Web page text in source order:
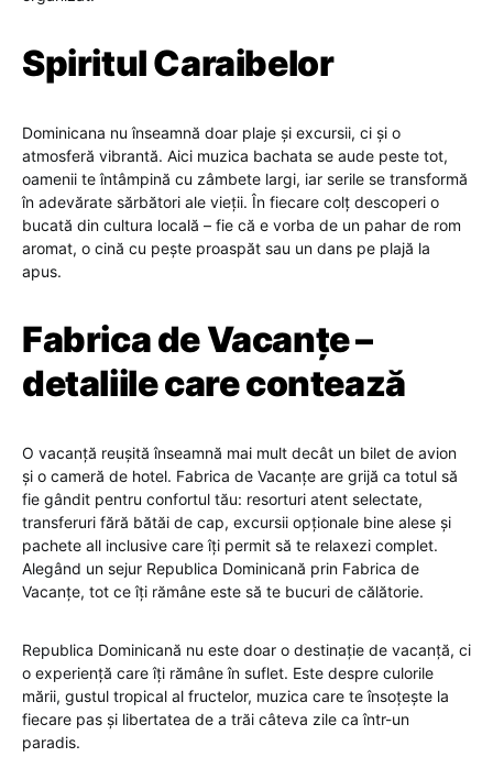
Spiritul Caraibelor
Dominicana nu înseamnă doar plaje și excursii, ci și o
atmosferă vibrantă. Aici muzica bachata se aude peste tot,
oamenii te întâmpină cu zâmbete largi, iar serile se transformă
în adevărate sărbători ale vieții. În fiecare colț descoperi o
bucată din cultura locală – fie că e vorba de un pahar de rom
aromat, o cină cu pește proaspăt sau un dans pe plajă la
apus.
Fabrica de Vacanțe –
detaliile care contează
O vacanță reușită înseamnă mai mult decât un bilet de avion
și o cameră de hotel. Fabrica de Vacanțe are grijă ca totul să
fie gândit pentru confortul tău: resorturi atent selectate,
transferuri fără bătăi de cap, excursii opționale bine alese și
pachete all inclusive care îți permit să te relaxezi complet.
Alegând un sejur Republica Dominicană prin Fabrica de
Vacanțe, tot ce îți rămâne este să te bucuri de călătorie.
Republica Dominicană nu este doar o destinație de vacanță, ci
o experiență care îți rămâne în suflet. Este despre culorile
mării, gustul tropical al fructelor, muzica care te însoțește la
fiecare pas și libertatea de a trăi câteva zile ca într-un
paradis.